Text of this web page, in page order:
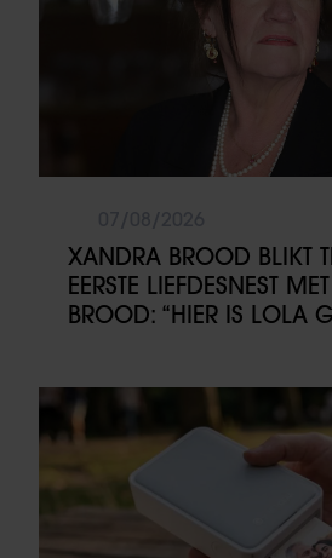
XANDRA BROOD BLIKT
EERSTE LIEFDESNEST
BROOD: “HIER IS LOLA